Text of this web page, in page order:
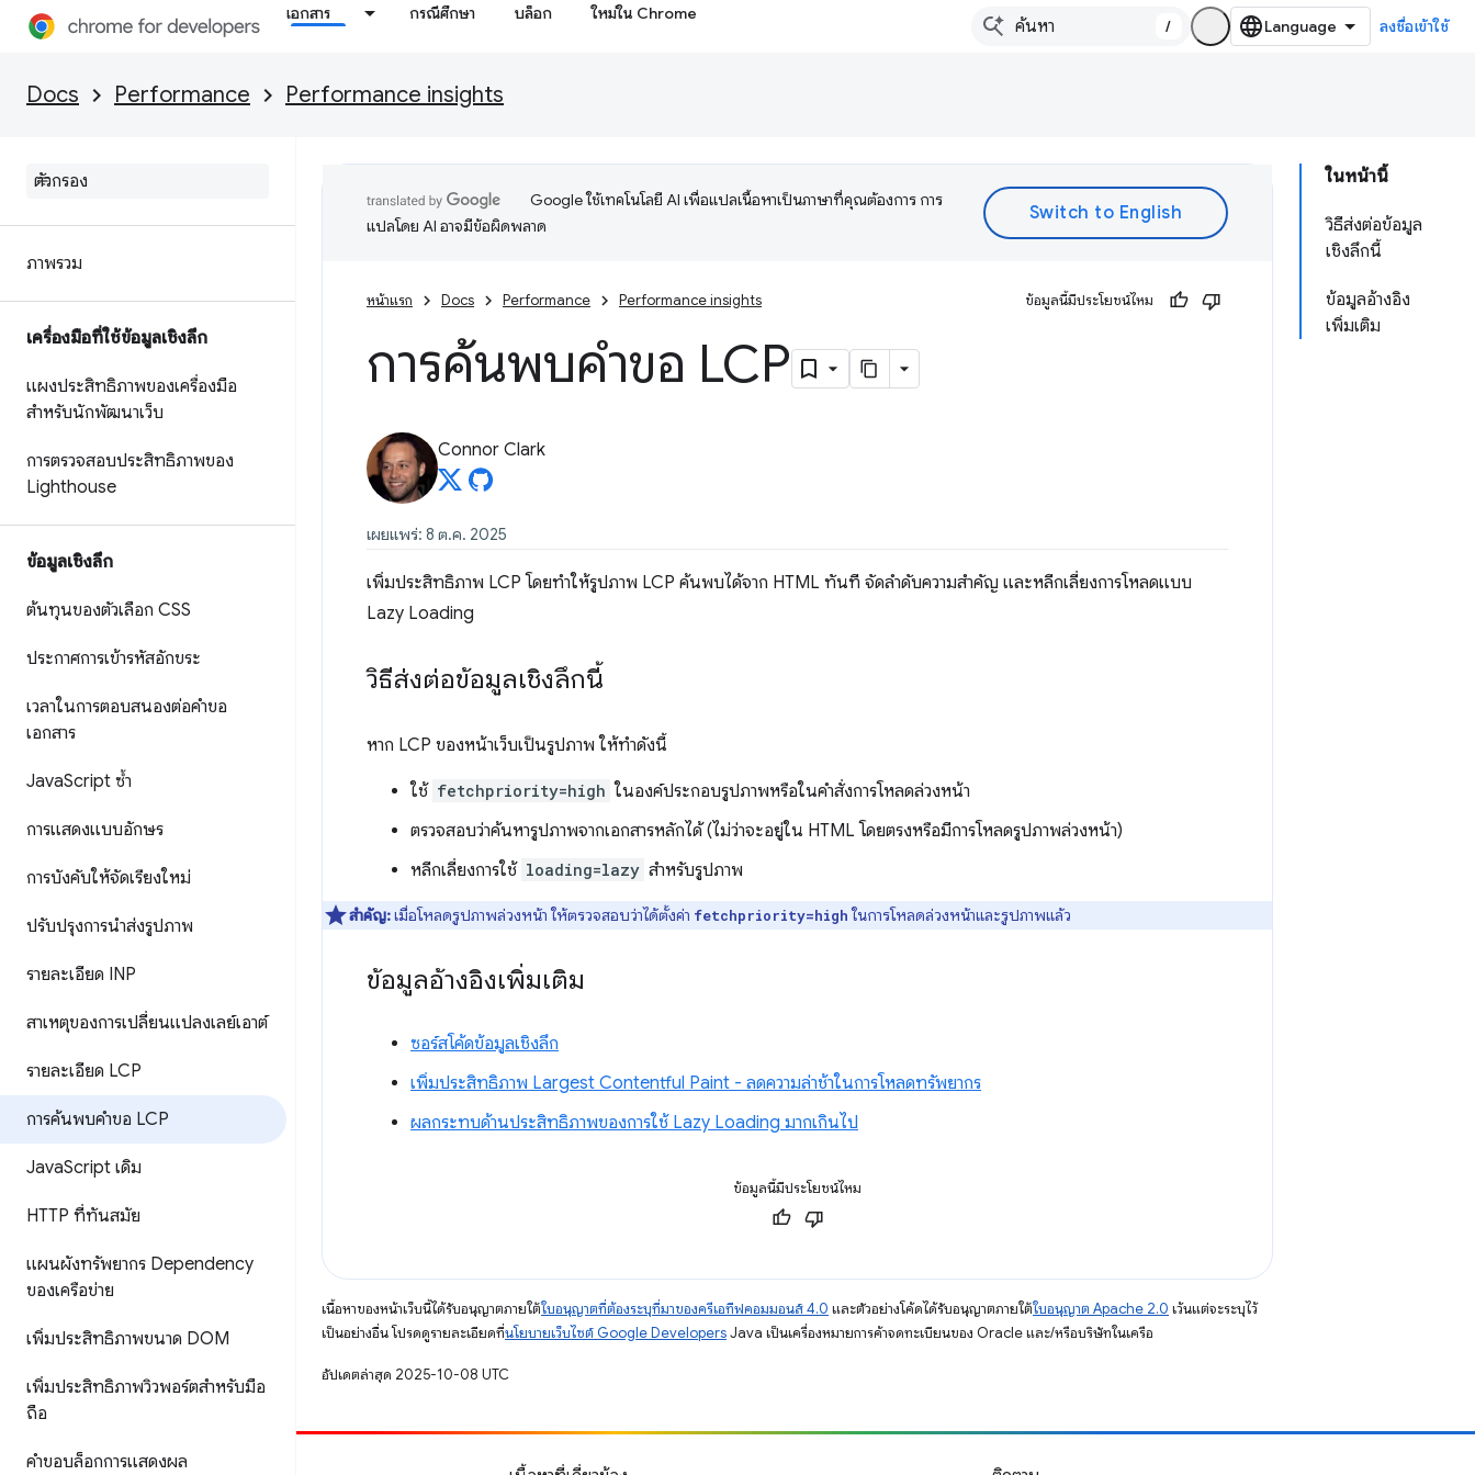
เอกสาร กรณีศึกษา บล็อก ใหม่ใน Chrome
/ ลงชื่อเข้าใช้
Docs Performance Performance insights
ภาพรวม
เครื่องมือที่ใช้ข้อมูลเชิงลึก
แผงประสิทธิภาพของเครื่องมือ
สำหรับนักพัฒนาเว็บ
การตรวจสอบประสิทธิภาพของ
Lighthouse
ข้อมูลเชิงลึก
ต้นทุนของตัวเลือก CSS
ประกาศการเข้ารหัสอักขระ
เวลาในการตอบสนองต่อคำขอ
เอกสาร
JavaScript ซ้ำ
การแสดงแบบอักษร
การบังคับให้จัดเรียงใหม่
ปรับปรุงการนำส่งรูปภาพ
รายละเอียด INP
สาเหตุของการเปลี่ยนแปลงเลย์เอาต์
รายละเอียด LCP
การค้นพบคำขอ LCP
JavaScript เดิม
HTTP ที่ทันสมัย
แผนผังทรัพยากร Dependency
ของเครือข่าย
เพิ่มประสิทธิภาพขนาด DOM
เพิ่มประสิทธิภาพวิวพอร์ตสำหรับมือ
ถือ
คำขอบล็อกการแสดงผล
ในหน้านี้
วิธีส่งต่อข้อมูล
เชิงลึกนี้
ข้อมูลอ้างอิง
เพิ่มเติม
Google ใช้เทคโนโลยี AI เพื่อแปลเนื้อหาเป็นภาษาที่คุณต้องการ การ
แปลโดย AI อาจมีข้อผิดพลาด
หน้าแรก Docs Performance Performance insights ข้อมูลนี้มีประโยชน์ไหม
การค้นพบคำขอ LCP
Connor Clark
เผยแพร่: 8 ต.ค. 2025
เพิ่มประสิทธิภาพ LCP โดยทำให้รูปภาพ LCP ค้นพบได้จาก HTML ทันที จัดลําดับความสําคัญ และหลีกเลี่ยงการโหลดแบบ
Lazy Loading
วิธีส่งต่อข้อมูลเชิงลึกนี้
หาก LCP ของหน้าเว็บเป็นรูปภาพ ให้ทำดังนี้
ใช้ fetchpriority=high ในองค์ประกอบรูปภาพหรือในคำสั่งการโหลดล่วงหน้า
ตรวจสอบว่าค้นหารูปภาพจากเอกสารหลักได้ (ไม่ว่าจะอยู่ใน HTML โดยตรงหรือมีการโหลดรูปภาพล่วงหน้า)
หลีกเลี่ยงการใช้ loading=lazy สำหรับรูปภาพ
สำคัญ:เมื่อโหลดรูปภาพล่วงหน้า ให้ตรวจสอบว่าได้ตั้งค่า fetchpriority=high ในการโหลดล่วงหน้าและรูปภาพแล้ว
ข้อมูลอ้างอิงเพิ่มเติม
ซอร์สโค้ดข้อมูลเชิงลึก
เพิ่มประสิทธิภาพ Largest Contentful Paint - ลดความล่าช้าในการโหลดทรัพยากร
ผลกระทบด้านประสิทธิภาพของการใช้ Lazy Loading มากเกินไป
ข้อมูลนี้มีประโยชน์ไหม
เนื้อหาของหน้าเว็บนี้ได้รับอนุญาตภายใต้ใบอนุญาตที่ต้องระบุที่มาของครีเอทีฟคอมมอนส์ 4.0 และตัวอย่างโค้ดได้รับอนุญาตภายใต้ใบอนุญาต Apache 2.0 เว้นแต่จะระบุไว้
เป็นอย่างอื่น โปรดดูรายละเอียดที่นโยบายเว็บไซต์ Google DevelopersJava เป็นเครื่องหมายการค้าจดทะเบียนของ Oracle และ/หรือบริษัทในเครือ
อัปเดตล่าสุด 2025-10-08 UTC